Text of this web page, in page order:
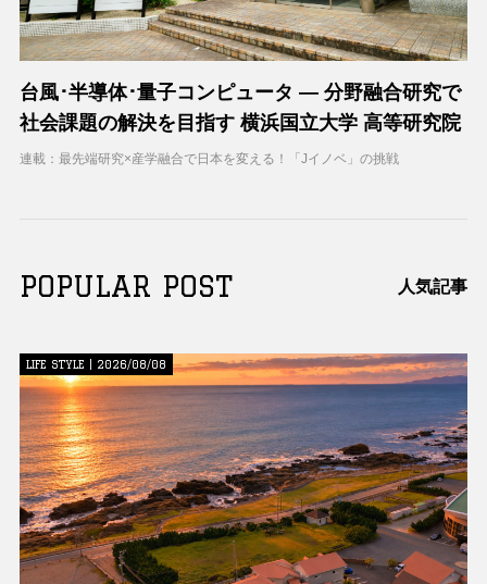
台風･半導体･量子コンピュータ ― 分野融合研究で
社会課題の解決を目指す 横浜国立大学 高等研究院
連載：最先端研究×産学融合で日本を変える！「Jイノベ」の挑戦
POPULAR POST 人気記事
LIFE STYLE | 2026/08/08